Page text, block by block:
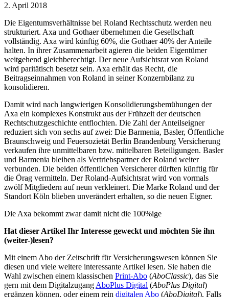
2. April 2018
Die Eigentumsverhältnisse bei Roland Rechtsschutz werden neu
strukturiert. Axa und Gothaer übernehmen die Gesellschaft
vollständig. Axa wird künftig 60%, die Gothaer 40% der Anteile
halten. In ihrer Zusammenarbeit agieren die beiden Eigentümer
weitgehend gleichberechtigt. Der neue Aufsichtsrat von Roland
wird paritätisch besetzt sein. Axa erhält das Recht, die
Beitragseinnahmen von Roland in seiner Konzernbilanz zu
konsolidieren.
Damit wird nach langwierigen Konsolidierungsbemühungen der
Axa ein komplexes Konstrukt aus der Frühzeit der deutschen
Rechtschutzgeschichte entflochten. Die Zahl der Anteilseigner
reduziert sich von sechs auf zwei: Die Barmenia, Basler, Öffentliche
Braunschweig und Feuersozietät Berlin Brandenburg Versicherung
verkaufen ihre unmittelbaren bzw. mittelbaren Beteiligungen. Basler
und Barmenia bleiben als Vertriebspartner der Roland weiter
verbunden. Die beiden öffentlichen Versicherer dürften künftig für
die Örag vermitteln. Der Roland-Aufsichtsrat wird von vormals
zwölf Mitgliedern auf neun verkleinert. Die Marke Roland und der
Standort Köln blieben unverändert erhalten, so die neuen Eigner.
Die Axa bekommt zwar damit nicht die 100%ige
Hat dieser Artikel Ihr Interesse geweckt und möchten Sie ihn
(weiter-)lesen?
Mit einem Abo der Zeitschrift für Versicherungswesen können Sie
diesen und viele weitere interessante Artikel lesen. Sie haben die
Wahl zwischen einem klassischen Print-Abo (AboClassic), das Sie
gern mit dem Digitalzugang AboPlus Digital (AboPlus Digital)
ergänzen können, oder einem rein digitalen Abo (AboDigital). Falls